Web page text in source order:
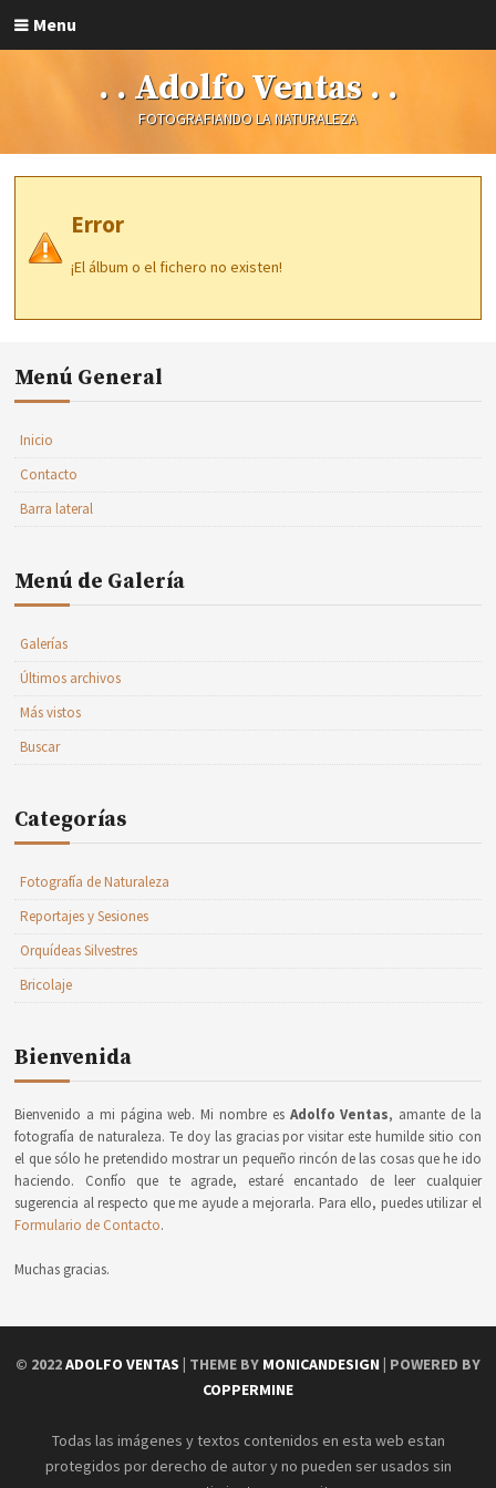
Menu
. . Adolfo Ventas . .
FOTOGRAFIANDO LA NATURALEZA
Error
¡El álbum o el fichero no existen!
Menú General
Inicio
Contacto
Barra lateral
Menú de Galería
Galerías
Últimos archivos
Más vistos
Buscar
Categorías
Fotografía de Naturaleza
Reportajes y Sesiones
Orquídeas Silvestres
Bricolaje
Bienvenida
Bienvenido a mi página web. Mi nombre es Adolfo Ventas, amante de la
fotografía de naturaleza. Te doy las gracias por visitar este humilde sitio con
el que sólo he pretendido mostrar un pequeño rincón de las cosas que he ido
haciendo. Confío que te agrade, estaré encantado de leer cualquier
sugerencia al respecto que me ayude a mejorarla. Para ello, puedes utilizar el
Formulario de Contacto.
Muchas gracias.
© 2022ADOLFO VENTAS | THEME BY MONICANDESIGN | POWERED BY
COPPERMINE
Todas las imágenes y textos contenidos en esta web estan
protegidos por derecho de autor y no pueden ser usados sin